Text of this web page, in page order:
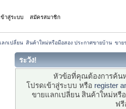
ข้าสู่ระบบ สมัครสมาชิก
กเปลี่ยน  สินค้าใหม่หรือมือสอง ประกาศขายบ้าน  ขา
ระวัง!
หัวข้อที่คุณต้องการค้น
โปรดเข้าสู่ระบบ หรือ register
ขายแลกเปลี่ยน สินค้าใหม่หรื
ฟรี